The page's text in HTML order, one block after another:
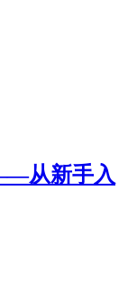
从新手入